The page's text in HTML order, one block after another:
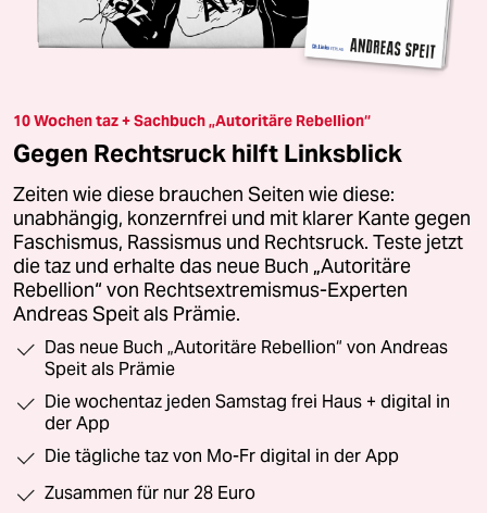
10 Wochen taz + Sachbuch „Autoritäre Rebellion“
Gegen Rechtsruck hilft Linksblick
Zeiten wie diese brauchen Seiten wie diese:
unabhängig, konzernfrei und mit klarer Kante gegen
Faschismus, Rassismus und Rechtsruck. Teste jetzt
die taz und erhalte das neue Buch „Autoritäre
Rebellion“ von Rechtsextremismus-Experten
Andreas Speit als Prämie.
Das neue Buch „Autoritäre Rebellion“ von Andreas
Speit als Prämie
Die wochentaz jeden Samstag frei Haus + digital in
der App
Die tägliche taz von Mo-Fr digital in der App
Zusammen für nur 28 Euro